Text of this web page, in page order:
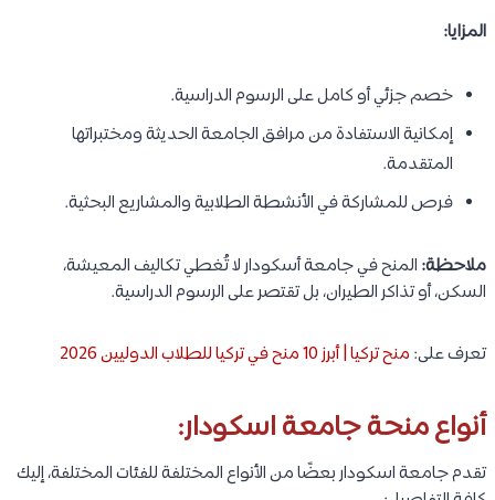
المزايا:
خصم جزئي أو كامل على الرسوم الدراسية.
إمكانية الاستفادة من مرافق الجامعة الحديثة ومختبراتها
المتقدمة.
فرص للمشاركة في الأنشطة الطلابية والمشاريع البحثية.
ملاحظة: المنح في جامعة أسكودار لا تُغطي تكاليف المعيشة،
السكن، أو تذاكر الطيران، بل تقتصر على الرسوم الدراسية.
تعرف على: منح تركيا | أبرز 10 منح في تركيا للطلاب الدوليين 2026
أنواع منحة جامعة اسكودار:
تقدم جامعة اسكودار بعضًا من الأنواع المختلفة للفئات المختلفة، إليك